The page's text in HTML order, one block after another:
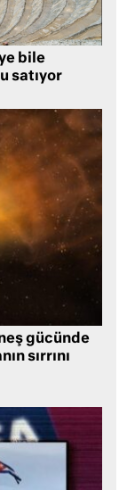
bile
satıyor
gücünde
sırrını